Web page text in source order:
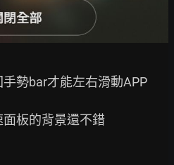
勢bar才能左右滑動APP
板的背景還不錯